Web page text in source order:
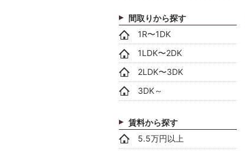
間取りから探す
1R〜1DK
1LDK〜2DK
2LDK〜3DK
3DK～
賃料から探す
5.5万円以上